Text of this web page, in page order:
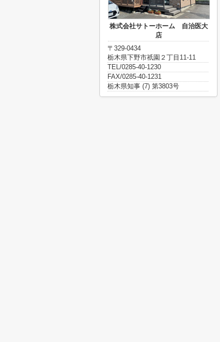
株式会社サトーホーム 自治医大
店
〒329-0434
栃木県下野市祇園２丁目11-11
TEL/0285-40-1230
FAX/0285-40-1231
栃木県知事 (7) 第3803号